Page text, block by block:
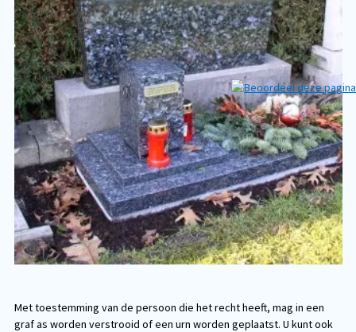
Met toestemming van de persoon die het recht heeft, mag in een
graf as worden verstrooid of een urn worden geplaatst. U kunt ook